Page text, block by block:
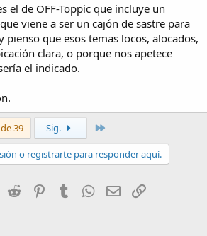
el de OFF-Toppic que incluye un
viene a ser un cajón de sastre para
pienso que esos temas locos, alocados,
clara, o porque nos apetece
el indicado.
39 Sig.
o registrarte para responder aquí.
Twitter Reddit PinterestTumblrWhatsApp
Email